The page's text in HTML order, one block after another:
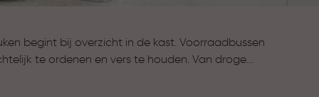
begint bij overzicht in de kast. Voorraadbussen
te ordenen en vers te houden. Van droge
uitstraling passen ze in elke keuken.